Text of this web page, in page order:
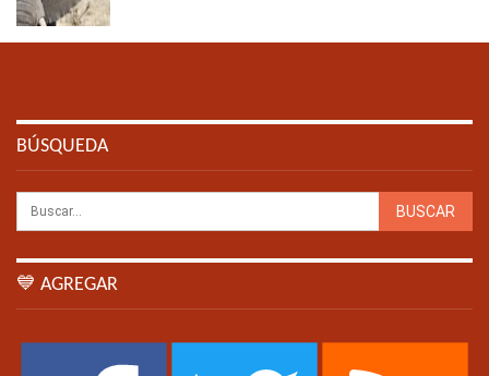
BÚSQUEDA
💙 AGREGAR